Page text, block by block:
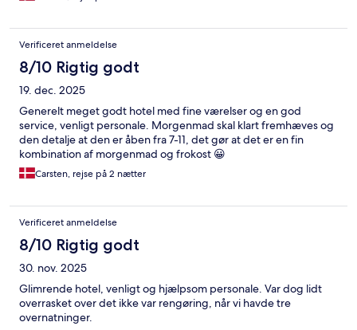
Verificeret anmeldelse
8/10 Rigtig godt
19. dec. 2025
Generelt meget godt hotel med fine værelser og en god
service, venligt personale. Morgenmad skal klart fremhæves og
den detalje at den er åben fra 7-11, det gør at det er en fin
kombination af morgenmad og frokost 😀
Carsten, rejse på 2 nætter
Verificeret anmeldelse
8/10 Rigtig godt
30. nov. 2025
Glimrende hotel, venligt og hjælpsom personale. Var dog lidt
overrasket over det ikke var rengøring, når vi havde tre
overnatninger.